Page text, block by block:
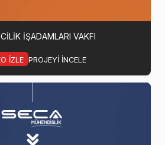
İŞADAMLARI VAKFI
IZLE PROJEYI INCELE